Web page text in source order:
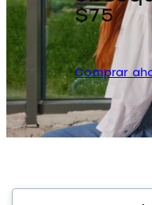
$75
Comprar